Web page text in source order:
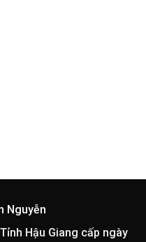
Nguyễn
Hậu Giang cấp ngày